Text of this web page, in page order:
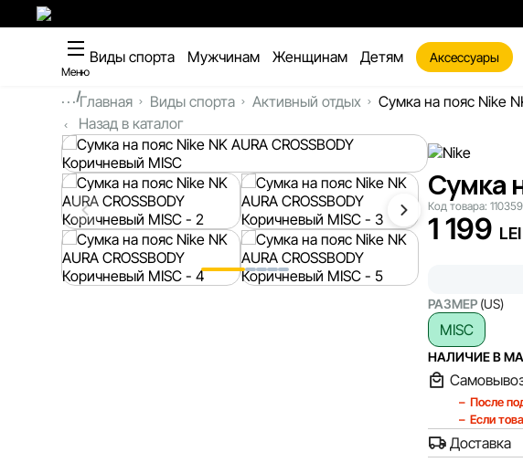
Меню
Виды спорта Мужчинам Женщинам Детям Аксессуары
...Главная Виды спорта Активный отдых
Сумка на пояс Nike
Назад в каталог
Сумка
Код товара:
1 199 LEI
РАЗМЕР (US)
MISC
НАЛИЧИЕ В
После
Если
Доставка